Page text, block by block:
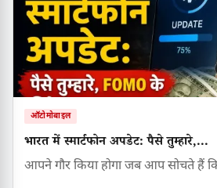
ऑटोमोबाइल
भारत में स्मार्टफोन अपडेट: पैसे तुम्हारे,...
आपने गौर किया होगा जब आप सोचते हैं